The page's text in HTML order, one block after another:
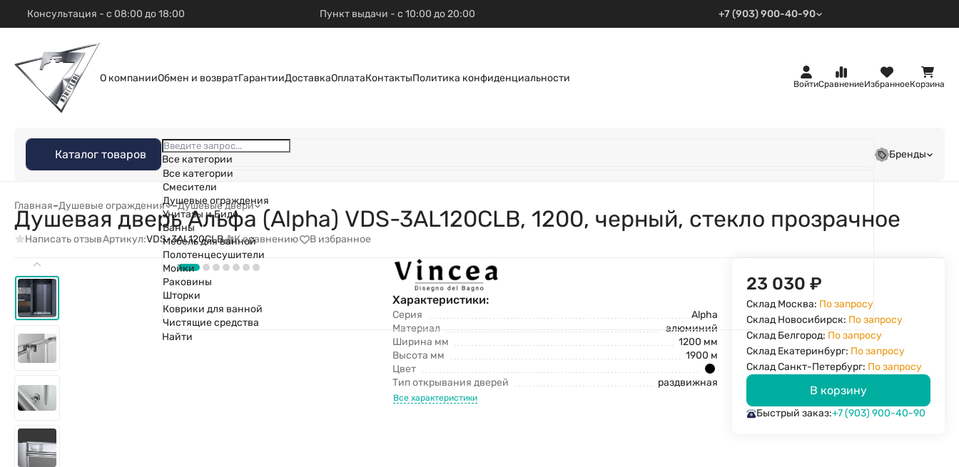
Консультация - с 08:00 до 18:00 Пункт выдачи - с 10:00 до 20:00 +7 (903) 900-40-90
О компанииОбмен и возвратГарантииДоставкаОплатаКонтактыПолитика конфиденциальности
ВойтиСравнениеИзбранноеКорзина
Каталог товаров
Все категории
Все категории
Смесители
Душевые ограждения
Унитазы и Биде
Ванны
Мебель для ванной
Полотенцесушители
Мойки
Раковины
Шторки
Коврики для ванной
Чистящие средства
Найти
Бренды
Главная–Душевые ограждения –Душевые двери
Душевая дверь Альфа (Alpha) VDS-3AL120CLB, 1200, черный, стекло прозрачное
Написать отзывАртикул:VDS-3AL120CLB К сравнению В избранное
Характеристики:
Серия
Alpha
Материал
алюминий
Ширина мм
1200 мм
Высота мм
1900 м
Цвет
Тип открывания дверей
раздвижная
Все характеристики
23 030₽
Склад Москва: По запросу
Склад Новосибирск: По запросу
Склад Белгород: По запросу
Склад Екатеринбург: По запросу
Склад Санкт-Петербург: По запросу
В корзину
Быстрый заказ:+7 (903) 900-40-90